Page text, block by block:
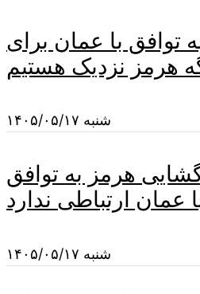
توافق با عمان برای
شنبه ۱۴۰۵/۰۵/۱۷
هرمز به توافق
عمان ارتباطی ندارد
شنبه ۱۴۰۵/۰۵/۱۷